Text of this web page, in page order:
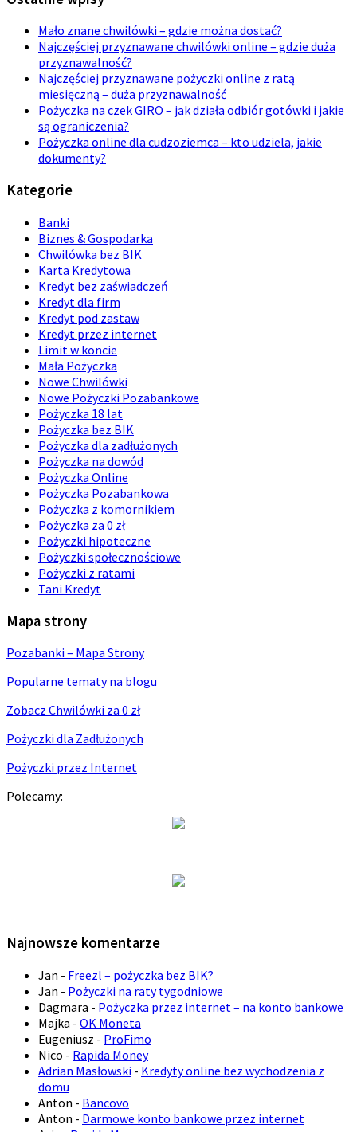
Mało znane chwilówki – gdzie można dostać?
Najczęściej przyznawane chwilówki online – gdzie duża
przyznawalność?
Najczęściej przyznawane pożyczki online z ratą
miesięczną – duża przyznawalność
Pożyczka na czek GIRO – jak działa odbiór gotówki i jakie
są ograniczenia?
Pożyczka online dla cudzoziemca – kto udziela, jakie
dokumenty?
Kategorie
Banki
Biznes & Gospodarka
Chwilówka bez BIK
Karta Kredytowa
Kredyt bez zaświadczeń
Kredyt dla firm
Kredyt pod zastaw
Kredyt przez internet
Limit w koncie
Mała Pożyczka
Nowe Chwilówki
Nowe Pożyczki Pozabankowe
Pożyczka 18 lat
Pożyczka bez BIK
Pożyczka dla zadłużonych
Pożyczka na dowód
Pożyczka Online
Pożyczka Pozabankowa
Pożyczka z komornikiem
Pożyczka za 0 zł
Pożyczki hipoteczne
Pożyczki społecznościowe
Pożyczki z ratami
Tani Kredyt
Mapa strony
Pozabanki – Mapa Strony
Popularne tematy na blogu
Zobacz Chwilówki za 0 zł
Pożyczki dla Zadłużonych
Pożyczki przez Internet
Polecamy:
Najnowsze komentarze
Jan - Freezl – pożyczka bez BIK?
Jan - Pożyczki na raty tygodniowe
Dagmara - Pożyczka przez internet – na konto bankowe
Majka - OK Moneta
Eugeniusz - ProFimo
Nico - Rapida Money
Adrian Masłowski - Kredyty online bez wychodzenia z
domu
Anton - Bancovo
Anton - Darmowe konto bankowe przez internet